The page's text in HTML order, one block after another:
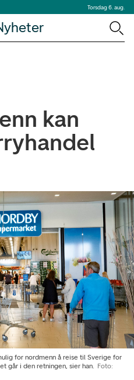
Torsdag 6. aug.
kan
for nordmenn å reise til Sverige for
går i den retningen, sier han.
Foto: